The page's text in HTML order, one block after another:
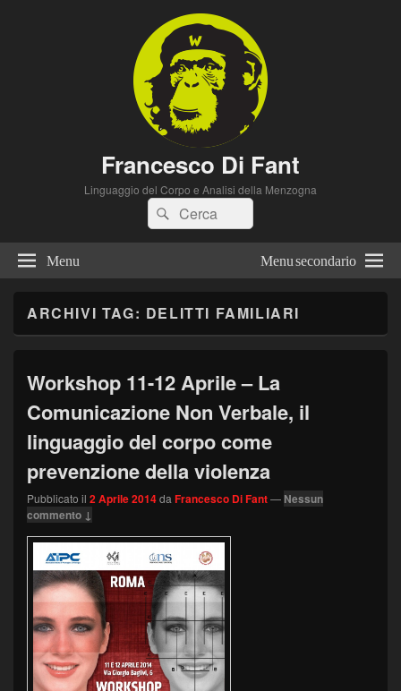
Francesco Di Fant
Linguaggio del Corpo e Analisi della Menzogna
Cerca:Cerca
Menu Menu secondario
ARCHIVI TAG: DELITTI FAMILIARI
Workshop 11-12 Aprile – La
Comunicazione Non Verbale, il
linguaggio del corpo come
prevenzione della violenza
Pubblicato il 2 Aprile 2014da Francesco Di Fant— Nessun
commento ↓